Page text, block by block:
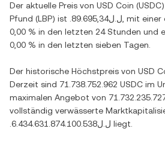
Der aktuelle Preis von USD Coin (USDC
Pfund (LBP) ist .ل.ل89.695,34 , mit einer
0,00 % in den letzten 24 Stunden und
0,00 % in den letzten sieben Tagen.
Der historische Höchstpreis von USD
Derzeit sind 71.738.752.962 USDC im
maximalen Angebot von
vollständig verwässerte
.ل.ل6.434.631.874.100.538 liegt.